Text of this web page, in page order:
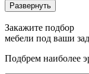
Развернуть
Закажите подбор
мебели под ваши
Подбрем наиболее